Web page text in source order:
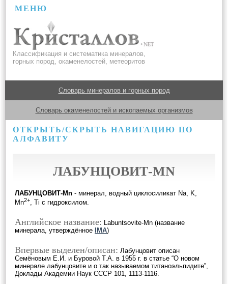
МЕНЮ
Классификация и систематика минералов,
горных пород, окаменелостей, метеоритов
Словарь минералов и горных пород
Словарь окаменелостей и ископаемых организмов
ОТКРЫТЬ/СКРЫТЬ НАВИГАЦИЮ ПО
АЛФАВИТУ
ЛАБУНЦОВИТ-MN
ЛАБУНЦОВИТ-Mn - минерал, водный циклосиликат Na, K,
Mn2+, Ti с гидроксилом.
Английское название: Labuntsovite-Mn (название
минерала, утверждённое
IMA)
Впервые выделен/описан: Лабунцовит описан
Семёновым Е.И. и Буровой Т.А. в 1955 г. в статье “О новом
минерале лабунцовите и о так называемом титаноэльпидите”,
Доклады Академии Наук СССР 101, 1113-1116.